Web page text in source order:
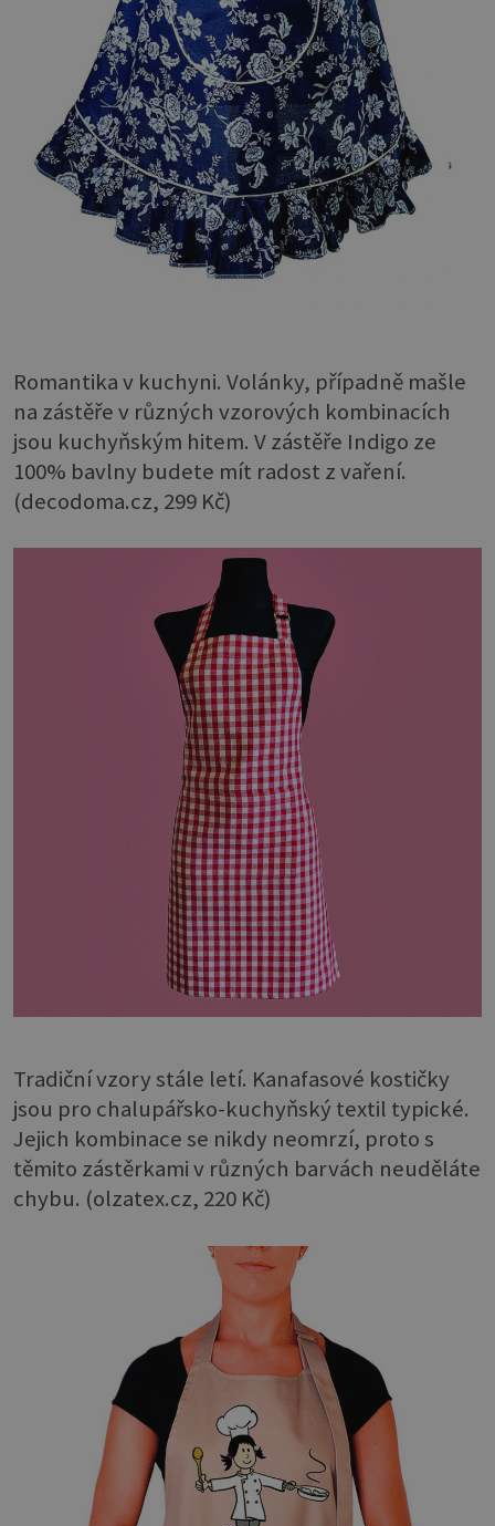
Romantika v kuchyni. Volánky, případně mašle
na zástěře v různých vzorových kombinacích
jsou kuchyňským hitem. V zástěře Indigo ze
100% bavlny budete mít radost z vaření.
(decodoma.cz, 299 Kč)
Tradiční vzory stále letí. Kanafasové kostičky
jsou pro chalupářsko-kuchyňský textil typické.
Jejich kombinace se nikdy neomrzí, proto s
těmito zástěrkami v různých barvách neuděláte
chybu. (olzatex.cz, 220 Kč)